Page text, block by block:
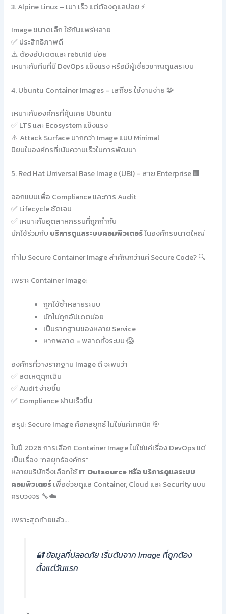
3. Alpine Linux – เบา เร็ว แต่ต้องดูแลบ่อย ⚡
Image ขนาดเล็ก ใช้กันแพร่หลาย
✅ ประสิทธิภาพดี
⚠️ ต้องอัปเดตและ rebuild บ่อย
เหมาะกับทีมที่มี DevOps แข็งแรง หรือมีผู้เชี่ยวชาญดูแลระบบ
4. Ubuntu Container Images – เสถียร ใช้งานง่าย 🧩
เหมาะกับองค์กรที่คุ้นเคย Ubuntu
✅ LTS และ Ecosystem แข็งแรง
⚠️ Attack Surface มากกว่า Image แบบ Minimal
นิยมในองค์กรที่เน้นความเร็วในการพัฒนา
5. Red Hat Universal Base Image (UBI) – สาย Enterprise 🏢
ออกแบบเพื่อ Compliance และการ Audit
✅ Lifecycle ชัดเจน
✅ เหมาะกับอุตสาหกรรมที่ถูกกำกับ
มักใช้ร่วมกับ บริการดูแลระบบคอมพิวเตอร์ในองค์กรขนาดใหญ่
ทำไม Secure Container Image สำคัญกว่าแค่ Secure Code? 🔍
เพราะ Container Image:
ถูกใช้ซ้ำหลายระบบ
มักไม่ถูกอัปเดตบ่อย
เป็นรากฐานของหลาย Service
หากพลาด = พลาดทั้งระบบ 😱
องค์กรที่วางรากฐาน Image ดี จะพบว่า
✅ ลดเหตุฉุกเฉิน
✅ Audit ง่ายขึ้น
✅ Compliance ผ่านเร็วขึ้น
สรุป: Secure Image คือกลยุทธ์ ไม่ใช่แค่เทคนิค 🎯
ในปี 2026 การเลือก Container Image ไม่ใช่แค่เรื่อง DevOps แต่
เป็นเรื่อง “กลยุทธ์องค์กร”
หลายบริษัทจึงเลือกใช้IT Outsource หรือ บริการดูแลระบบ
คอมพิวเตอร์เพื่อช่วยดูแล Container, Cloud และ Security แบบ
ครบวงจร 🔧☁️
เพราะสุดท้ายแล้ว…
🔐 ข้อมูลที่ปลอดภัย เริ่มต้นจาก Image ที่ถูกต้อง
ตั้งแต่วันแรก